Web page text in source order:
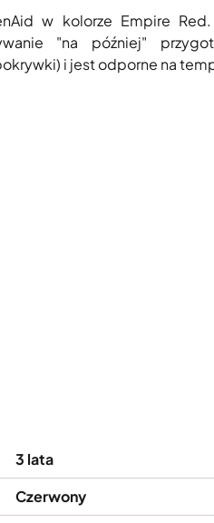
w kolorze Empire
"na później"
i jest odporne na
3 lata
Czerwony